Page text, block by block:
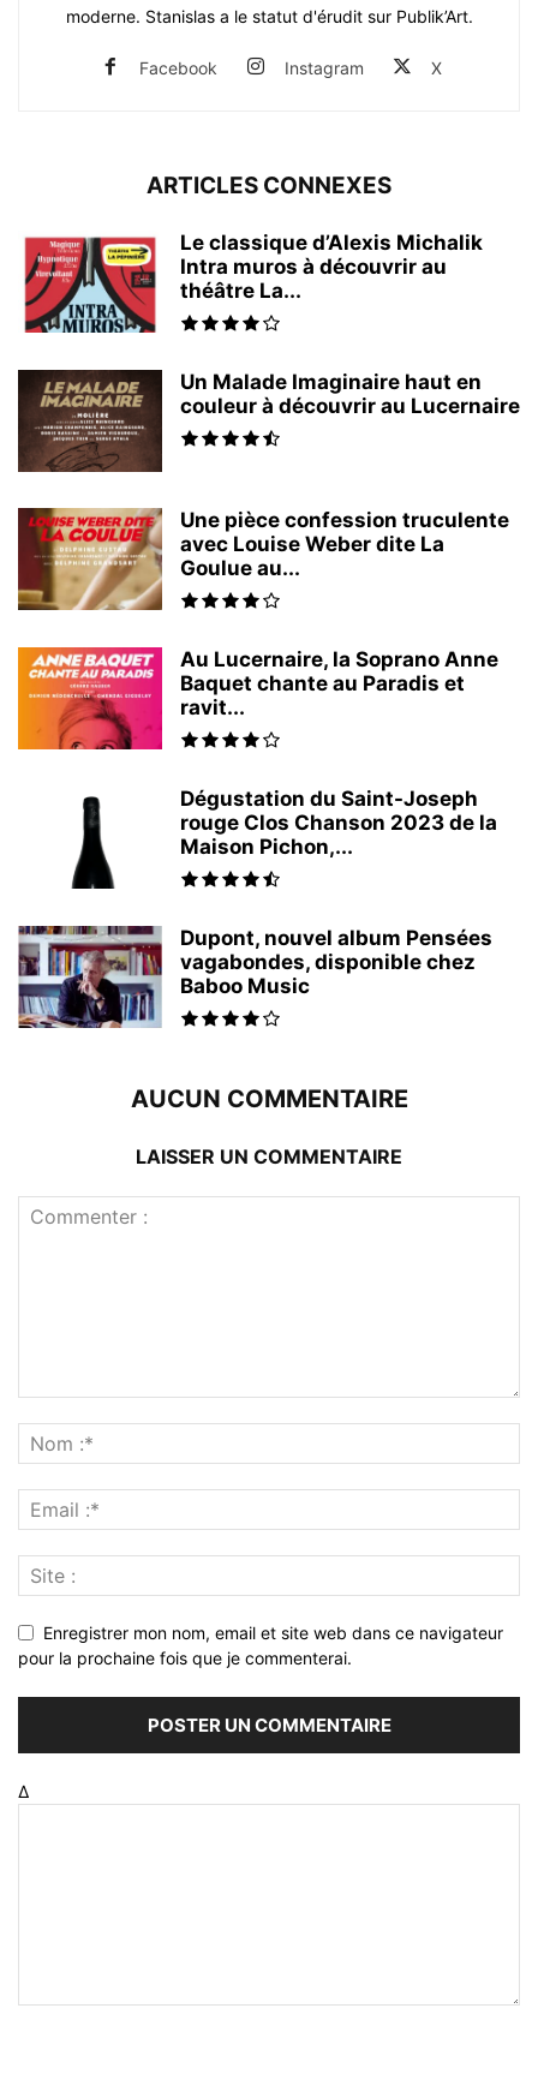
moderne. Stanislas a le statut d'érudit sur Publik’Art.
Facebook Instagram X
ARTICLES CONNEXES
Le classique d’Alexis Michalik
Intra muros à découvrir au
théâtre La...
Un Malade Imaginaire haut en
couleur à découvrir au Lucernaire
Une pièce confession truculente
avec Louise Weber dite La
Goulue au...
Au Lucernaire, la Soprano Anne
Baquet chante au Paradis et
ravit...
Dégustation du Saint-Joseph
rouge Clos Chanson 2023 de la
Maison Pichon,...
Dupont, nouvel album Pensées
vagabondes, disponible chez
Baboo Music
AUCUN COMMENTAIRE
LAISSER UN COMMENTAIRE
Enregistrer mon nom, email et site web dans ce navigateur
pour la prochaine fois que je commenterai.
Δ